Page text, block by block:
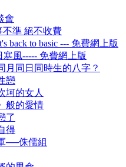
會
不準 絕不收費
back to basic --- 免費網上版
風----- 免費網上版
月同日同時生的八字？
戀
坷的女人
般的愛情
了
得
──侏儒組